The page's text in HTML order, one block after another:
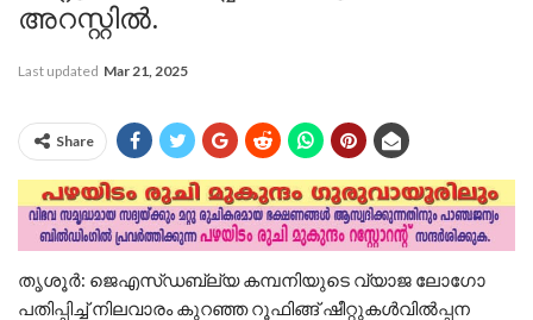
അറസ്റ്റില്‍.
Last updated Mar 21, 2025
Share
തൃശൂര്‍: ജെഎസ്ഡബ്ല്യ കമ്പനിയുടെ വ്യാജ ലോഗോ
പതിപ്പിച്ച് നിലവാരം കുറഞ്ഞ റൂഫിങ്ങ് ഷീറ്റുകള്‍വിൽപ്പന